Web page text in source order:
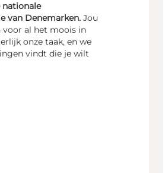
nationale
van Denemarken. Jou
al het moois in
onze taak, en we
vindt die je wilt